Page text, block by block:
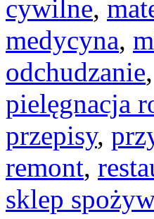
cywilne,
medycyna,
odchudzanie,
pielęgnacja
przepisy,
remont,
sklep